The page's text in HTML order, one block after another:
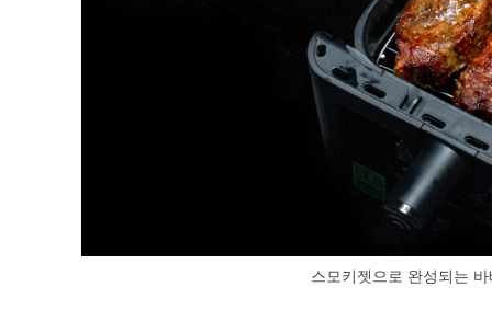
스모키젯으로 완성되는